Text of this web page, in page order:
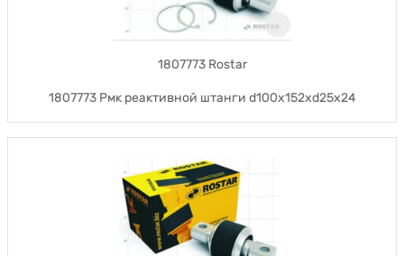
1807773 Rostar
1807773 Рмк реактивной штанги d100x152xd25x24